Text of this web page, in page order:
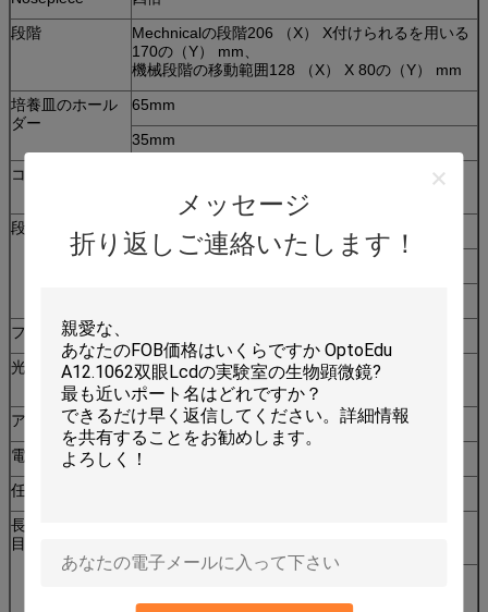
メッセージ
折り返しご連絡いたします！
段階
Mechnicalの段階206 （X） X付けられるを用いる
170の（Y） mm、
機械段階の移動範囲128 （X） X 80の（Y） mm
培養皿のホール
ダー
65mm
35mm
コンデンサー
N.A.0.35 W.D. =45mm
段階の対照
段階の対照のスライダー10x
段階の対照のスライダー25x
フィルター
光源
Transmitingライト、コーラーの光発電機
能: 12V/20Wハロゲン
アダプター
C台紙のアダプター1x
電源
85-265V、50/60Hz
任意付属品
長い作動距離の
目的